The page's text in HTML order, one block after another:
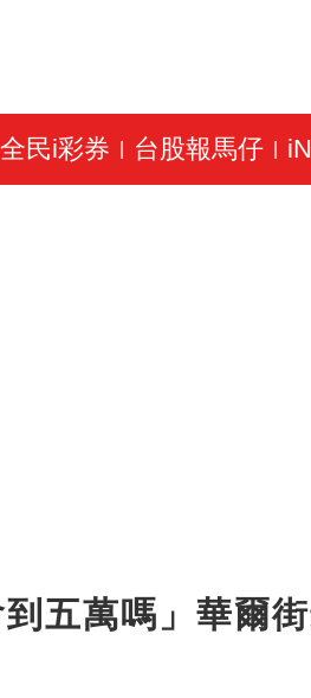
全民i彩券 台股報馬仔|
五萬嗎」華爾